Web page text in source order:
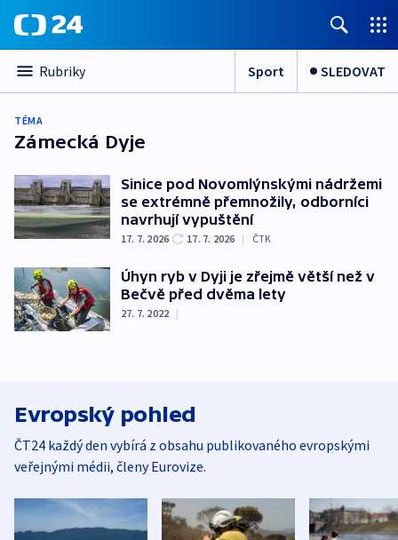
Rubriky Sport SLEDOVAT
TÉMA
Zámecká Dyje
Sinice pod Novomlýnskými nádržemi
se extrémně přemnožily, odborníci
navrhují vypuštění
17. 7. 2026 17. 7. 2026 | ČTK
Úhyn ryb v Dyji je zřejmě větší než v
Bečvě před dvěma lety
27. 7. 2022 |
Evropský pohled
ČT24 každý den vybírá z obsahu publikovaného evropskými
veřejnými médii, členy Eurovize.